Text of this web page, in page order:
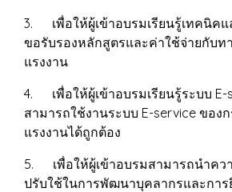
3. เพื่อให้ผู้เข้าอบรมเรียนรู้เทคนิค
ขอรับรองหลักสูตรและค่าใช้จ่ายกับ
แรงงาน
4. เพื่อให้ผู้เข้าอบรมเรียนรู้ระบบ E-
สามารถใช้งานระบบ E-service ขอ
แรงงานได้ถูกต้อง
5. เพื่อให้ผู้เข้าอบรมสามารถนำคว
ปรับใช้ในการพัฒนาบุคลากรและกา